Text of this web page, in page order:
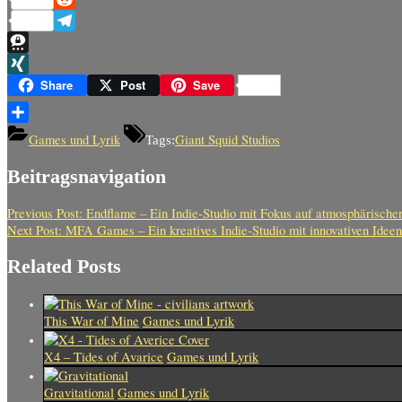
Reddit
Telegram
Threema
XINGShare Post Save
TeilenGames und Lyrik Tags:Giant Squid Studios
Beitragsnavigation
Previous Post: Endflame – Ein Indie-Studio mit Fokus auf
Next Post: MFA Games – Ein kreatives Indie-Studio mit innovativen Ideen
Related Posts
This War of Mine Games und Lyrik
X4 – Tides of Avarice Games und Lyrik
Gravitational Games und Lyrik